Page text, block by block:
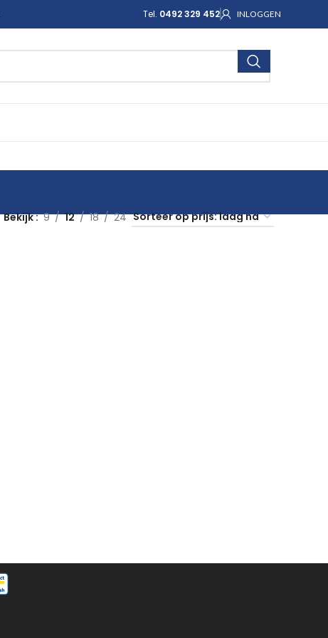
Tel. 0492 329 452 INLOGGEN
Bekijk 9 12 18 24